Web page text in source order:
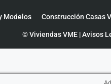
Modelos Construcción Casas
© Viviendas VME |Avisos